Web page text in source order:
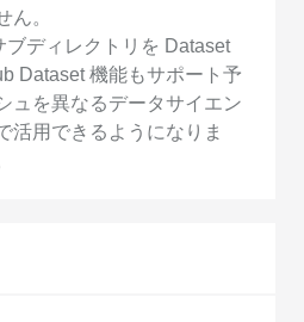
ん。
ブディレクトリを Dataset
Dataset 機能もサポート予
ュを異なるデータサイエン
活用できるようになりま